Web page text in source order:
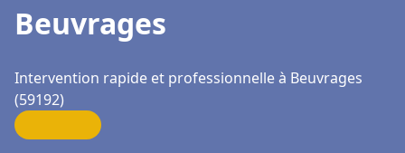
Beuvrages
Intervention rapide et professionnelle à Beuvrages
(59192)